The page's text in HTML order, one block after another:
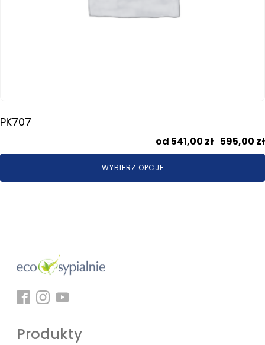
PK707
541,00 zł 595,00 zł
WYBIERZ OPCJE
Produkty